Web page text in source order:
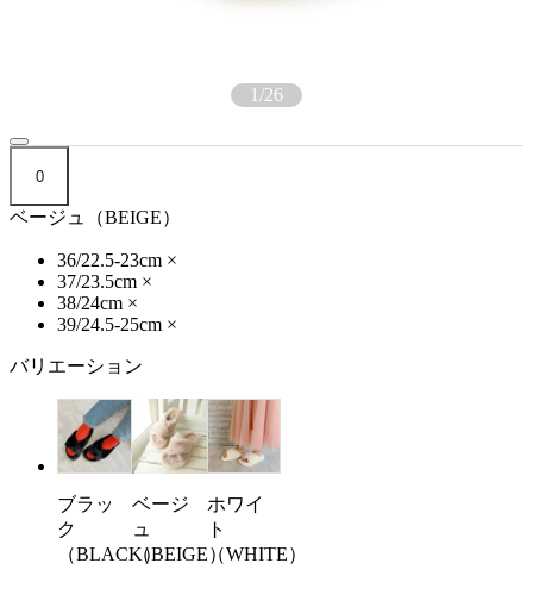
1/26
0
ベージュ（BEIGE）
36/22.5-23cm ×
37/23.5cm ×
38/24cm ×
39/24.5-25cm ×
バリエーション
ブラッ
ク
（BLACK）
ベージ
ュ
（BEIGE）
ホワイ
ト
（WHITE）